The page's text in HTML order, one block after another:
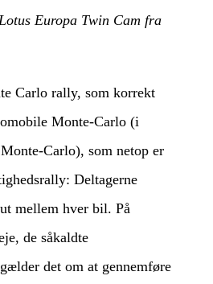
Europa Twin Cam fra
Carlo rally, som korrekt
Monte‑Carlo (i
Carlo), som netop er
Deltagerne
mellem hver bil. På
de såkaldte
det om at gennemføre